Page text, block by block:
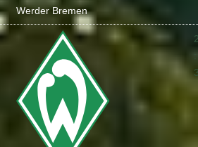
Werder Bremen
: